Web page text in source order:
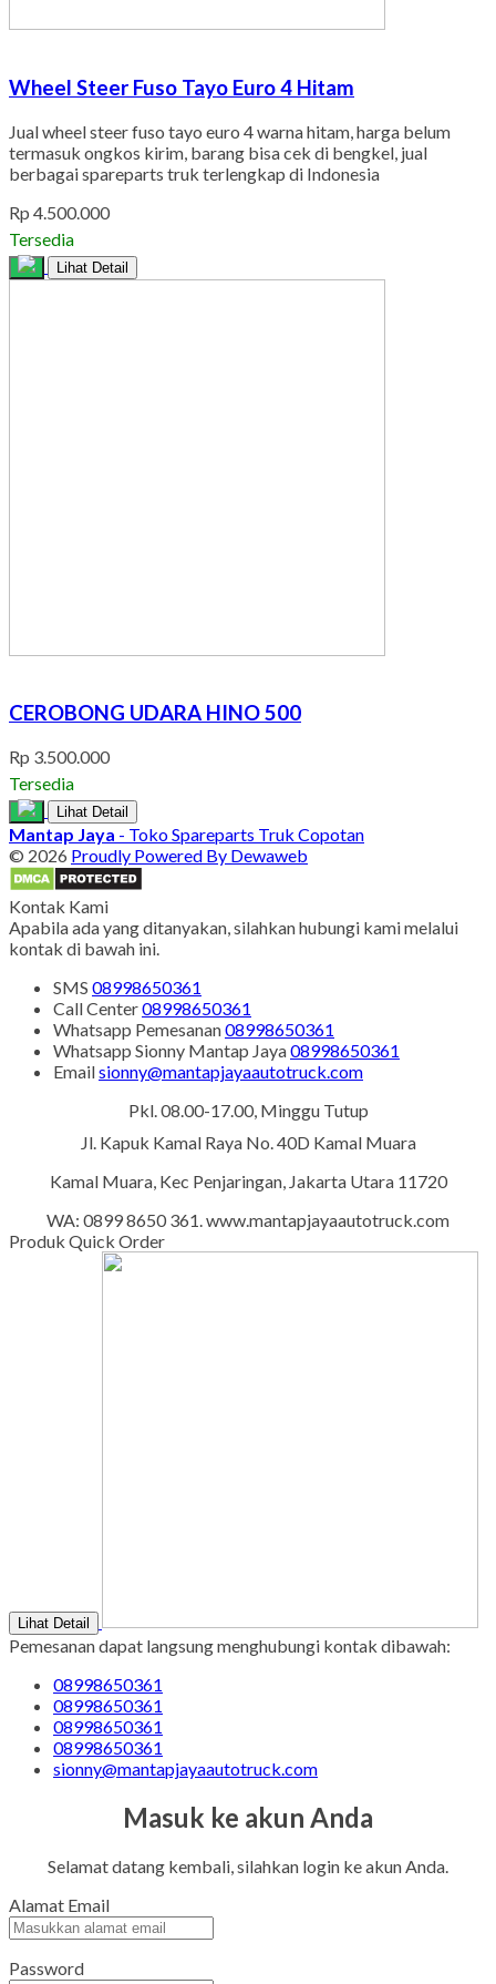
Wheel Steer Fuso Tayo Euro 4 Hitam
Jual wheel steer fuso tayo euro 4 warna hitam, harga belum
termasuk ongkos kirim, barang bisa cek di bengkel, jual
berbagai spareparts truk terlengkap di Indonesia
Rp 4.500.000
Tersedia
Lihat Detail
CEROBONG UDARA HINO 500
Rp 3.500.000
Tersedia
Lihat Detail
Mantap Jaya - Toko Spareparts Truk Copotan
© 2026 Proudly Powered By Dewaweb
Kontak Kami
Apabila ada yang ditanyakan, silahkan hubungi kami melalui
kontak di bawah ini.
SMS 08998650361
Call Center08998650361
Whatsapp Pemesanan08998650361
Whatsapp Sionny Mantap Jaya08998650361
Emailsionny@mantapjayaautotruck.com
Pkl. 08.00-17.00, Minggu Tutup
Jl. Kapuk Kamal Raya No. 40D Kamal Muara
Kamal Muara, Kec Penjaringan, Jakarta Utara 11720
WA: 0899 8650 361. www.mantapjayaautotruck.com
Produk Quick Order
Lihat Detail
Pemesanan dapat langsung menghubungi kontak dibawah:
08998650361
08998650361
08998650361
08998650361
sionny@mantapjayaautotruck.com
Masuk ke akun Anda
Selamat datang kembali, silahkan login ke akun Anda.
Alamat Email
Password